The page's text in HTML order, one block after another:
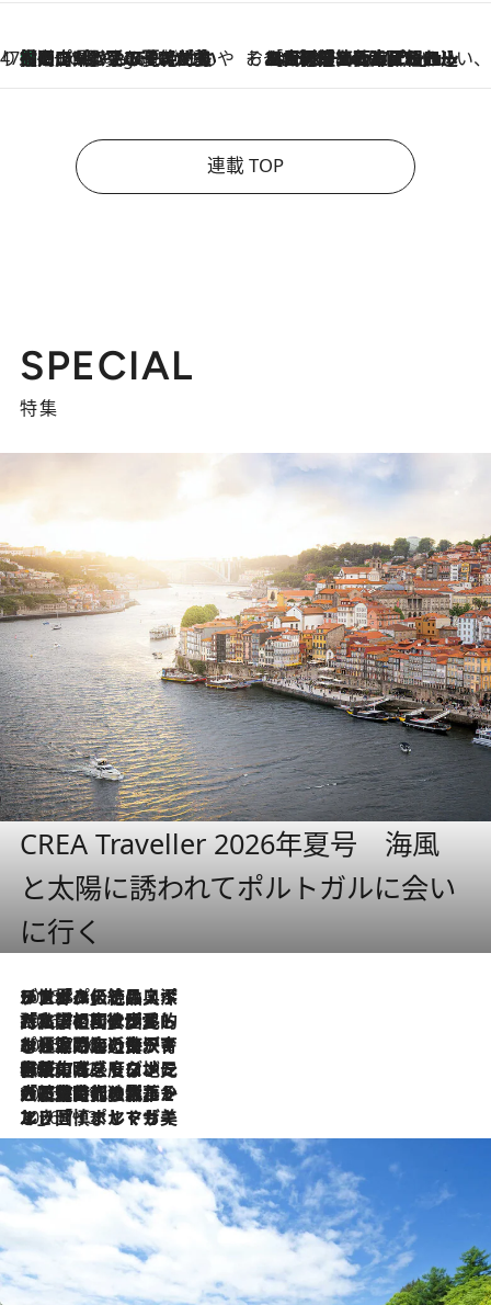
47都道府県の手みやげ ひんやりスイーツで夏を満喫
2 Hours Ago
【岡山県】この夏絶対食べたい 冷やしておいしいおやつ3選 フルーツが主役のプリンやアイスが勢揃い そおだよおこの関西おいしい、おやつ紀行
2026.8.9
［大阪府箕面市］一皿一皿目の前で仕上げられる、料理を巧みに組み込んだアシェットデセールコース「ミチル アシェット デセール（Michiru assiette dessert）」
連載 TOP
SPECIAL
特集
CREA Traveller 2026年夏号 海風
と太陽に誘われてポルトガルに会い
に行く
2026.8.8
リスボンの絶品スイーツ「パステル・デ・ナタ」とは？ポルトガル伝統の奥深い世界へ
2026.7.27
「私の祖国はポルトガル語です」国民的詩人フェルナンド・ペソアと、彼が愛した文学の街を歩く
2026.7.26
ポルトガル近海が育む極上の海の幸。キリリと冷えた白ワインと愉しむ、シーフード専門店の贅沢
2026.7.22
伝統の味をモダンに昇華。高感度な地元客が集う、リスボンの最旬ガストロノミー
2026.7.21
大航海時代の栄華から、震災、独裁、そして革命へ。ポルトガル・首都リスボンの石畳に刻まれた「歴史の光と影」
2026.7.13
エッセイ・ヤマザキマリ「慎ましくも美しき国 ポルトガル」